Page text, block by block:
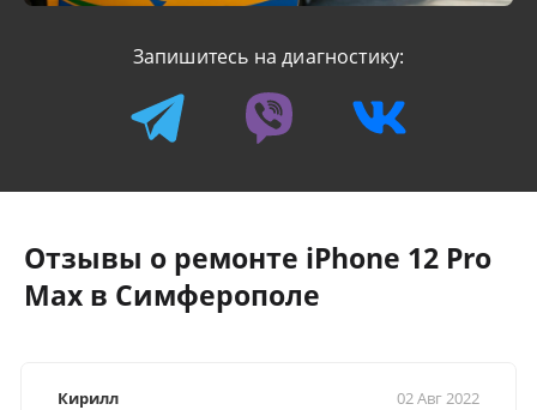
Запишитесь на диагностику:
Отзывы о ремонте iPhone 12 Pro
Max в Симферополе
Кирилл 02 Авг 2022